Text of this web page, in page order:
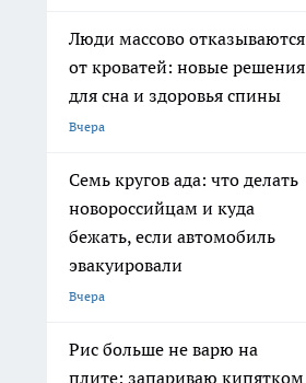
Люди массово отказываются
от кроватей: новые решения
для сна и здоровья спины
Вчера
Семь кругов ада: что делать
новороссийцам и куда
бежать, если автомобиль
эвакуировали
Вчера
Рис больше не варю на
плите: запариваю кипятком